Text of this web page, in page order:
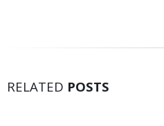
RELATED POSTS